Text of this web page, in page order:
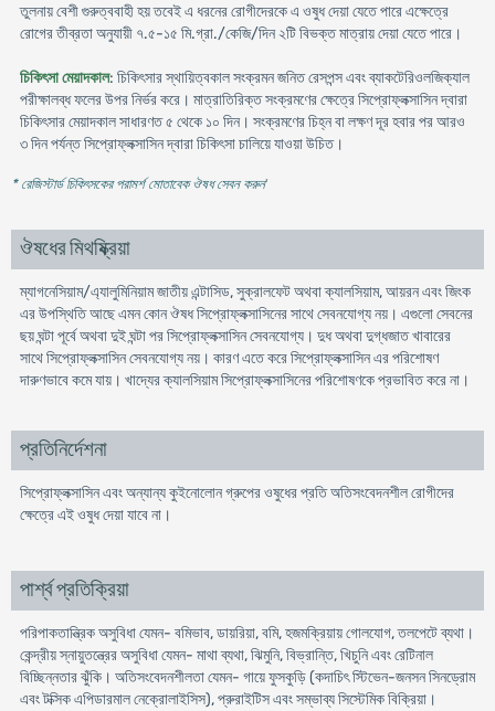
তুলনায় বেশী গুরুত্ববাহী হয় তবেই এ ধরনের রোগীদেরকে এ ওষুধ দেয়া যেতে পারে এক্ষেত্রে
রোগের তীব্রতা অনুযায়ী ৭.৫-১৫ মি.গ্রা./কেজি/দিন ২টি বিভক্ত মাত্রায় দেয়া যেতে পারে।
চিকিৎসা মেয়াদকাল: চিকিৎসার স্থায়িত্বকাল সংক্রমন জনিত রেসপন্স এবং ব্যাকটেরিওলজিক্যাল
পরীক্ষালব্ধ ফলের উপর নির্ভর করে। মাত্রাতিরিক্ত সংক্রমণের ক্ষেত্রে সিপ্রোফ্লক্সাসিন দ্বারা
চিকিৎসার মেয়াদকাল সাধারণত ৫ থেকে ১০ দিন। সংক্রমণের চিহ্ন বা লক্ষণ দূর হবার পর আরও
৩ দিন পর্যন্ত সিপ্রোফ্লক্সাসিন দ্বারা চিকিৎসা চালিয়ে যাওয়া উচিত।
* রেজিস্টার্ড চিকিৎসকের পরামর্শ মোতাবেক ঔষধ সেবন করুন'
ঔষধের মিথষ্ক্রিয়া
ম্যাগনেসিয়াম/এ্যালুমিনিয়াম জাতীয় এন্টাসিড, সুক্রালফেট অথবা ক্যালসিয়াম, আয়রন এবং জিংক
এর উপস্থিতি আছে এমন কোন ঔষধ সিপ্রোফ্লক্সাসিনের সাথে সেবনযোগ্য নয়। এগুলো সেবনের
ছয় ঘন্টা পূর্বে অথবা দুই ঘন্টা পর সিপ্রোফ্লক্সাসিন সেবনযোগ্য। দুধ অথবা দুগ্ধজাত খাবারের
সাথে সিপ্রোফ্লক্সাসিন সেবনযোগ্য নয়। কারণ এতে করে সিপ্রোফ্লক্সাসিন এর পরিশোষণ
দারুণভাবে কমে যায়। খাদ্যের ক্যালসিয়াম সিপ্রোফ্লক্সাসিনের পরিশোষণকে প্রভাবিত করে না।
প্রতিনির্দেশনা
সিপ্রোফ্লক্সাসিন এবং অন্যান্য কুইনোলোন গ্রুপের ওষুধের প্রতি অতিসংবেদনশীল রোগীদের
ক্ষেত্রে এই ওষুধ দেয়া যাবে না।
পার্শ্ব প্রতিক্রিয়া
পরিপাকতান্ত্রিক অসুবিধা যেমন- বমিভাব, ডায়রিয়া, বমি, হজমক্রিয়ায় গোলযোগ, তলপেটে ব্যথা।
কেন্দ্রীয় স্নায়ুতন্ত্রের অসুবিধা যেমন- মাথা ব্যথা, ঝিমুনি, বিভ্রান্তি, খিচুনি এবং রেটিনাল
বিচ্ছিন্নতার ঝুঁকি। অতিসংবেদনশীলতা যেমন- গায়ে ফুসকুড়ি (কদাচিৎ স্টিভেন-জনসন সিনড্রোম
এবং টক্সিক এপিডারমাল নেক্রোলাইসিস), প্রুরাইটিস এবং সম্ভাব্য সিস্টেমিক বিক্রিয়া।